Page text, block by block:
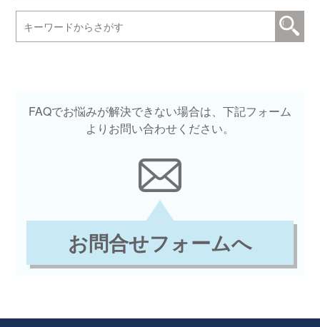
FAQでお悩みが解決できない場合は、下記フォーム
よりお問い合わせください。
お問合せフォームへ